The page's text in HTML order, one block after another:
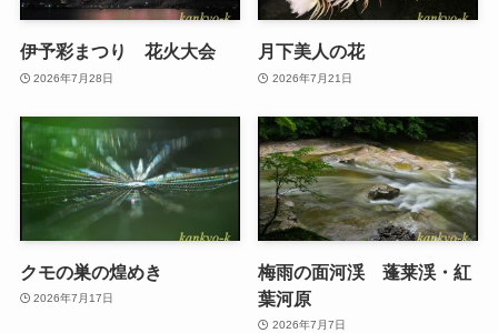
伊予彩まつり 花火大会
2026年7月28日
月下美人の花
2026年7月21日
クモの巣の煌めき
2026年7月17日
梅雨の面河渓 蓬莱渓・紅
葉河原
2026年7月7日